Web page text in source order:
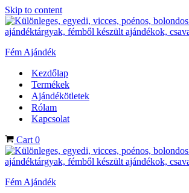
Skip to content
Fém Ajándék
Kezdőlap
Termékek
Ajándékötletek
Rólam
Kapcsolat
Cart 0
Fém Ajándék